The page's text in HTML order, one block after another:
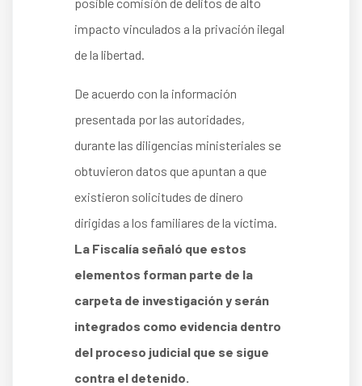
impacto vinculados a la privación ilegal
de la libertad.
De acuerdo con la información
presentada por las autoridades,
durante las diligencias ministeriales se
obtuvieron datos que apuntan a que
existieron solicitudes de dinero
dirigidas a los familiares de la víctima.
La Fiscalía señaló que estos
elementos forman parte de la
carpeta de investigación y serán
integrados como evidencia dentro
del proceso judicial que se sigue
contra el detenido.